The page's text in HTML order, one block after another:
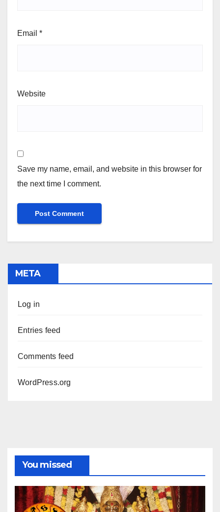
Email *
Website
Save my name, email, and website in this browser for
the next time I comment.
META
Log in
Entries feed
Comments feed
WordPress.org
You missed